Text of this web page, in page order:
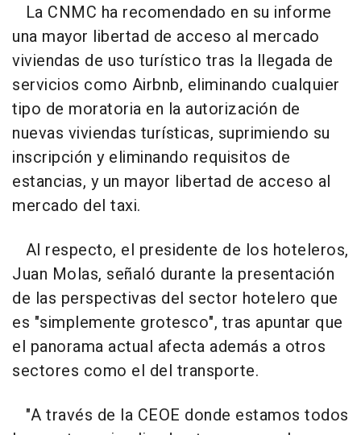
La CNMC ha recomendado en su informe
una mayor libertad de acceso al mercado
viviendas de uso turístico tras la llegada de
servicios como Airbnb, eliminando cualquier
tipo de moratoria en la autorización de
nuevas viviendas turísticas, suprimiendo su
inscripción y eliminando requisitos de
estancias, y un mayor libertad de acceso al
mercado del taxi.
Al respecto, el presidente de los hoteleros,
Juan Molas, señaló durante la presentación
de las perspectivas del sector hotelero que
es "simplemente grotesco", tras apuntar que
el panorama actual afecta además a otros
sectores como el del transporte.
"A través de la CEOE donde estamos todos